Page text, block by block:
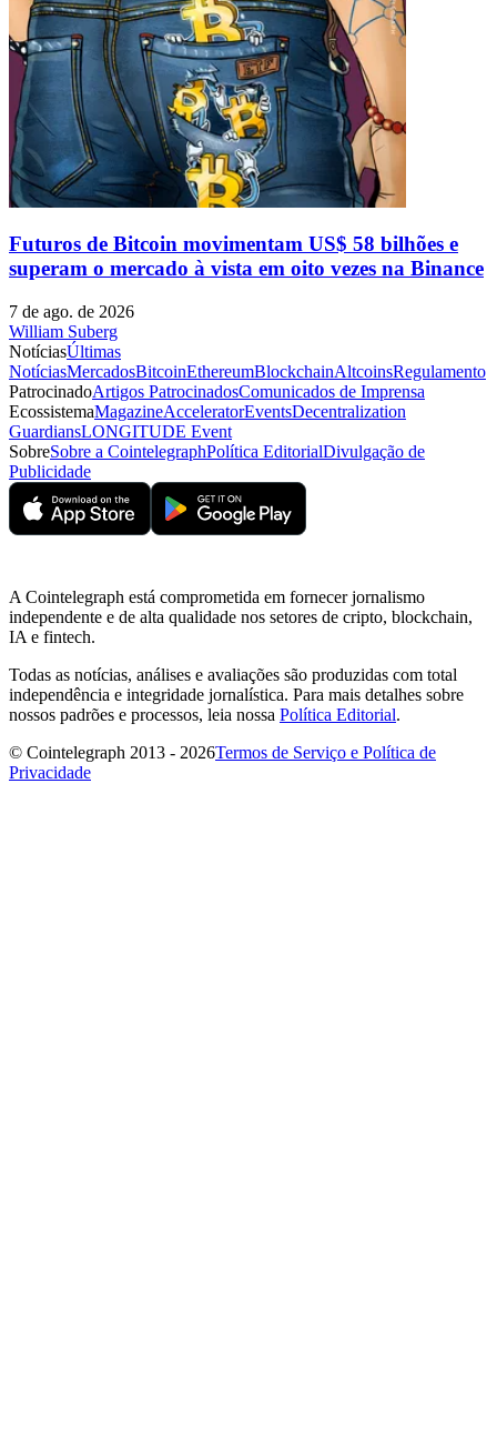
Futuros de Bitcoin movimentam US$ 58 bilhões e
superam o mercado à vista em oito vezes na Binance
7 de ago. de 2026
William Suberg
NotíciasÚltimas
NotíciasMercadosBitcoinEthereumBlockchainAltcoinsRegulamento
PatrocinadoArtigos PatrocinadosComunicados de Imprensa
EcossistemaMagazineAcceleratorEventsDecentralization
GuardiansLONGITUDE Event
SobreSobre a CointelegraphPolítica EditorialDivulgação de
Publicidade
A Cointelegraph está comprometida em fornecer jornalismo
independente e de alta qualidade nos setores de cripto, blockchain,
IA e fintech.
Todas as notícias, análises e avaliações são produzidas com total
independência e integridade jornalística. Para mais detalhes sobre
nossos padrões e processos, leia nossa Política Editorial.
© Cointelegraph 2013 - 2026Termos de Serviço e Política de
Privacidade